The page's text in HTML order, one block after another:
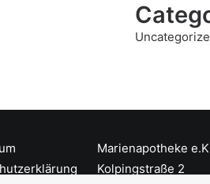
Marienapotheke
Kolpingstraße 2